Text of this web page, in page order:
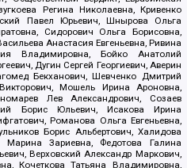
Регина Николаевна, Кривенко
Павел Юрьевич, Шнырова Ольга
Сидорович Ольга Борисовна,
Анастасия Евгеньевна, Ривина
Владимировна, Бойко Анатолий
Дугин Сергей Георгиевич, Аверин
Бекханович, Шевченко Дмитрий
Мошель Ирина Ароновна,
Лев Александрович, Созаев
Борис Юльевич, Исакова Ирина
Романова Ольга Евгеньевна,
Борис Альбертович, Халидова
Зариевна, Федотова Галина
Верховский Александр Маркович,
Кочеткова Татьяна Владимировна,